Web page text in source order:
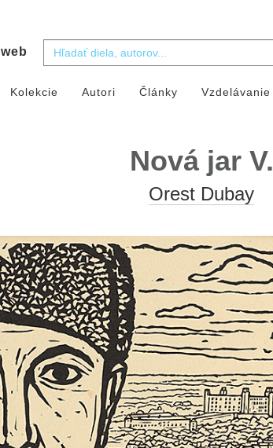
web
Kolekcie Autori Články Vzdelávanie
Nová jar V.
Orest Dubay